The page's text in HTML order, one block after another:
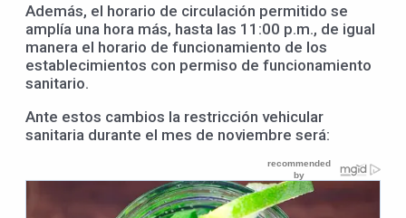
Además, el horario de circulación permitido se
amplía una hora más, hasta las 11:00 p.m., de igual
manera el horario de funcionamiento de los
establecimientos con permiso de funcionamiento
sanitario.
Ante estos cambios la restricción vehicular
sanitaria durante el mes de noviembre será: